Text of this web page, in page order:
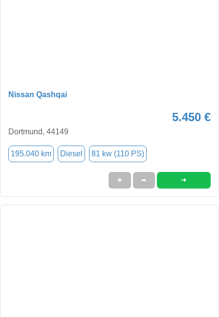
Nissan Qashqai
5.450 €
Dortmund, 44149
195.040 km Diesel 81 kw (110 PS)
★ ➦ ➜